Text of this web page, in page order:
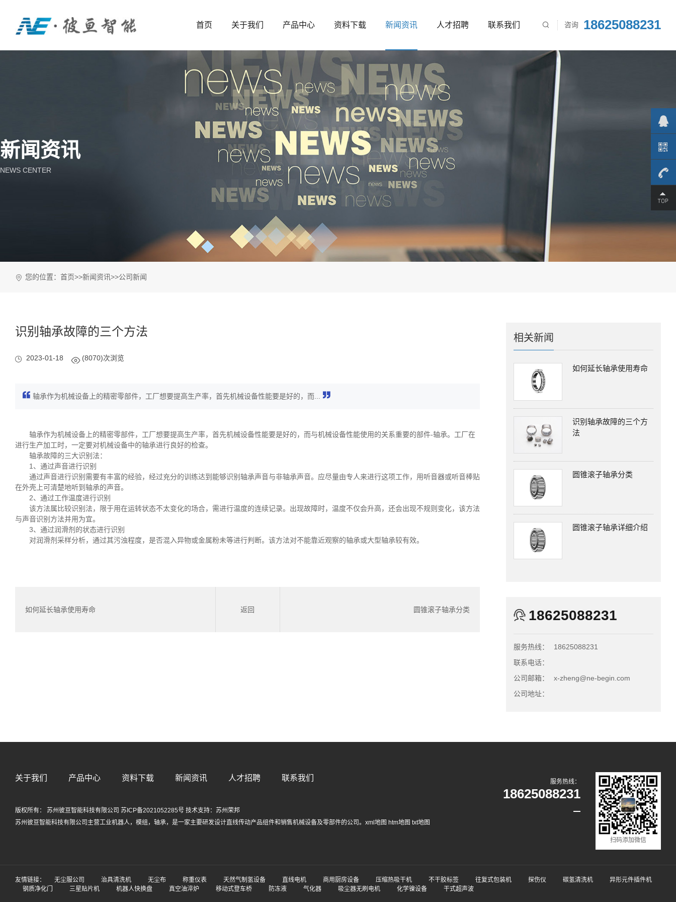
首页 关于我们 产品中心 资料下载 新闻资讯 人才招聘 联系我们  咨询 18625088231
新闻资讯
NEWS CENTER
您的位置： 首页>>新闻资讯>>公司新闻
识别轴承故障的三个方法
2023-01-18 (8070)次浏览
轴承作为机械设备上的精密零部件，工厂想要提高生产率，首先机械设备性能要是好的，而...
轴承作为机械设备上的精密零部件，工厂想要提高生产率，首先机械设备性能要是好的，而与机械设备性能使用的关系重要的部件-轴承。工厂在
进行生产加工时，一定要对机械设备中的轴承进行良好的检查。
轴承故障的三大识别法：
1、通过声音进行识别
通过声音进行识别需要有丰富的经验，经过充分的训练达到能够识别轴承声音与非轴承声音。应尽量由专人来进行这项工作，用听音器或听音棒贴
在外壳上可清楚地听到轴承的声音。
2、通过工作温度进行识别
该方法属比较识别法，限于用在运转状态不太变化的场合，需进行温度的连续记录。出现故障时，温度不仅会升高，还会出现不规则变化，该方法
与声音识别方法并用为宜。
3、通过润滑剂的状态进行识别
对润滑剂采样分析，通过其污浊程度，是否混入异物或金属粉未等进行判断。该方法对不能靠近观察的轴承或大型轴承较有效。
如何延长轴承使用寿命 圆锥滚子轴承分类
返回
相关新闻
如何延长轴承使用寿命
识别轴承故障的三个方
法
圆锥滚子轴承分类
圆锥滚子轴承详细介绍
18625088231
服务热线：
18625088231
联系电话：
公司邮箱：
x-zheng@ne-begin.com
公司地址：
关于我们 产品中心 资料下载 新闻资讯 人才招聘 联系我们
版权所有： 苏州彼亘智能科技有限公司 苏ICP备2021052285号 技术支持： 苏州荣邦
苏州彼亘智能科技有限公司主营工业机器人， 模组 ， 轴承，是一家主要研发设计直线传动产品组件和销售机械设备及零部件的公司。 xml地图 htm地图 txt地图
服务热线：
18625088231
扫码添加微信
友情链接： 无尘服公司 治具清洗机 无尘布 称重仪表 天然气制氢设备 直线电机 商用厨房设备 压缩热吸干机 不干胶标签 往复式包装机 探伤仪 碳氢清洗机
异形元件插件机
钢质净化门
三星贴片机 机器人快换盘 真空油淬炉 移动式登车桥 防冻液 气化器 吸尘器无刷电机 化学镍设备 干式超声波